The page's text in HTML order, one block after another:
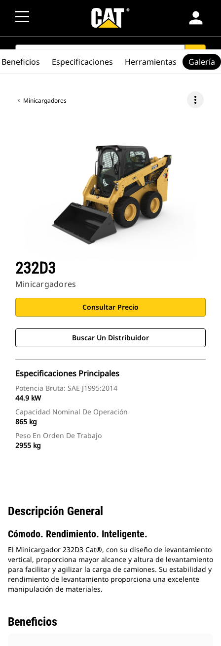
person
SEARCH search
Minicargadores more_vert
232D3
Minicargadores
Consultar Precio
Buscar Un Distribuidor
Especificaciones Principales
Potencia Bruta: SAE J1995:2014
44.9 kW
Capacidad Nominal De Operación
865 kg
Peso En Orden De Trabajo
2955 kg
Beneficios Especificaciones Herramientas Galería
Descripción General
Cómodo. Rendimiento. Inteligente.
El Minicargador 232D3 Cat®, con su diseño de levantamiento
vertical, proporciona mayor alcance y altura de levantamiento
para facilitar y agilizar la carga de camiones. Su estabilidad y
rendimiento de levantamiento proporciona una excelente
manipulación de materiales.
Beneficios